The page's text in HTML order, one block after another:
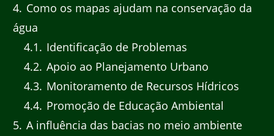
4 Como os mapas ajudam na conservação da
água
4.1
Identificação de Problemas
4.2 Apoio ao Planejamento Urbano
4.3 Monitoramento de Recursos Hídricos
4.4 Promoção de Educação Ambiental
5 A influência das bacias no meio ambiente